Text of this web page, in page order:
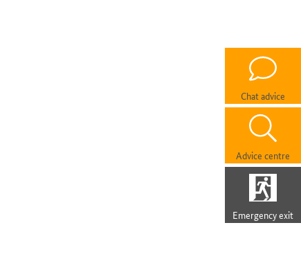
Chat advice
Advice centre
Emergency exit